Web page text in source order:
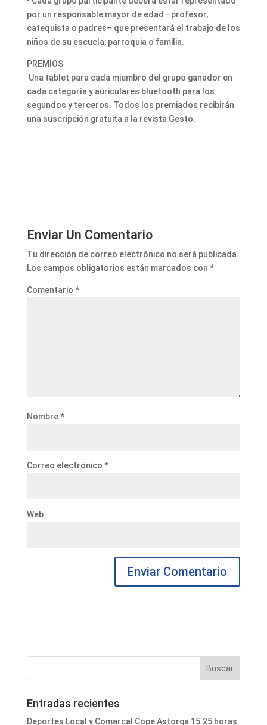
por un responsable mayor de edad –profesor,
catequista o padres– que presentará el trabajo de los
niños de su escuela, parroquia o familia.
PREMIOS
Una tablet para cada miembro del grupo ganador en
cada categoría y auriculares bluetooth para los
segundos y terceros. Todos los premiados recibirán
una suscripción gratuita a la revista Gesto.
Enviar Un Comentario
Tu dirección de correo electrónico no será publicada.
Los campos obligatorios están marcados con *
Comentario *
Nombre*
Correo electrónico *
Web
Entradas recientes
Deportes Local y Comarcal Cope Astorga 15.25 horas